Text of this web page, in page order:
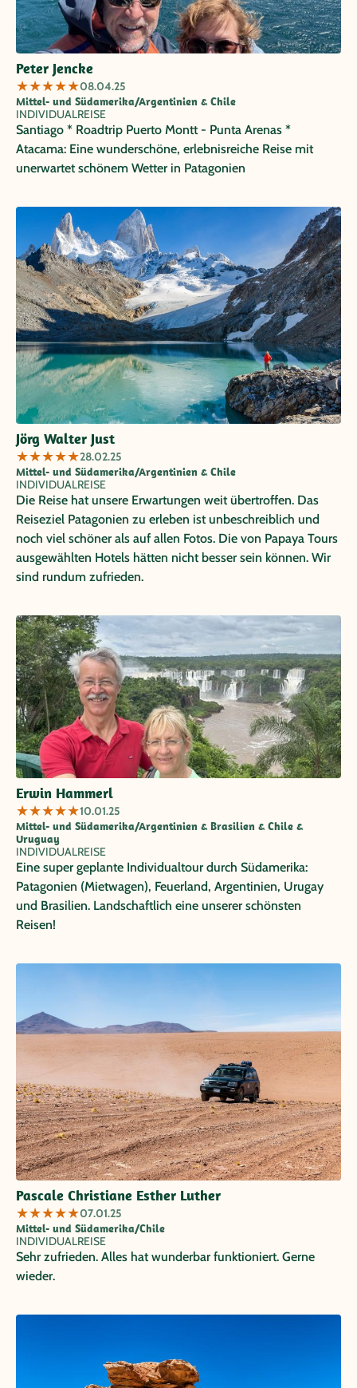
Peter Jencke
★★★★★08.04.25
Mittel- und Südamerika/Argentinien & Chile
INDIVIDUALREISE
Santiago * Roadtrip Puerto Montt - Punta Arenas *
Atacama: Eine wunderschöne, erlebnisreiche Reise mit
unerwartet schönem Wetter in Patagonien
Jörg Walter Just
★★★★★28.02.25
Mittel- und Südamerika/Argentinien & Chile
INDIVIDUALREISE
Die Reise hat unsere Erwartungen weit übertroffen. Das
Reiseziel Patagonien zu erleben ist unbeschreiblich und
noch viel schöner als auf allen Fotos. Die von Papaya Tours
ausgewählten Hotels hätten nicht besser sein können. Wir
sind rundum zufrieden.
Erwin Hammerl
★★★★★10.01.25
Mittel- und Südamerika/Argentinien & Brasilien & Chile &
Uruguay
INDIVIDUALREISE
Eine super geplante Individualtour durch Südamerika:
Patagonien (Mietwagen), Feuerland, Argentinien, Urugay
und Brasilien. Landschaftlich eine unserer schönsten
Reisen!
Pascale Christiane Esther Luther
★★★★★07.01.25
Mittel- und Südamerika/Chile
INDIVIDUALREISE
Sehr zufrieden. Alles hat wunderbar funktioniert. Gerne
wieder.